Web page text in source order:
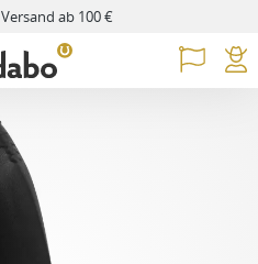
Versand ab 100 €